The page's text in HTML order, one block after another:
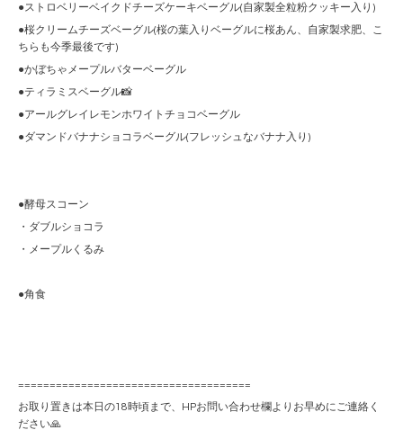
●ストロベリーベイクドチーズケーキベーグル(自家製全粒粉クッキー入り)
●桜クリームチーズベーグル(桜の葉入りベーグルに桜あん、自家製求肥、こ
ちらも今季最後です)
●かぼちゃメープルバターベーグル
●ティラミスベーグル📸
●アールグレイレモンホワイトチョコベーグル
●ダマンドバナナショコラベーグル(フレッシュなバナナ入り)
●酵母スコーン
・ダブルショコラ
・メープルくるみ
●角食
=====================================
お取り置きは本日の18時頃まで、HPお問い合わせ欄よりお早めにご連絡く
ださい🙏